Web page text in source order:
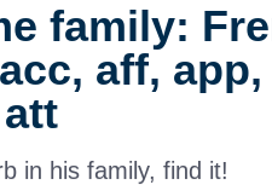
family:
aff, app,
in his family, find it!